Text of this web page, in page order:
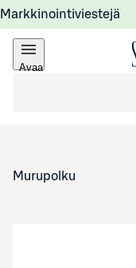
Markkinointiviestejä
Avaa
Murupolku